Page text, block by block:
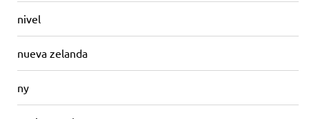
nivel
nueva zelanda
ny